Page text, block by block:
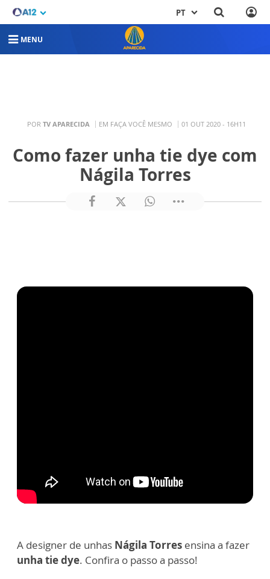
PT
MENU
POR TV APARECIDA EM FAÇA VOCÊ MESMO 01 OUT 2020 - 16H11
Como fazer unha tie dye com
Nágila Torres
A designer de unhas Nágila Torres ensina a fazer
unha tie dye. Confira o passo a passo!